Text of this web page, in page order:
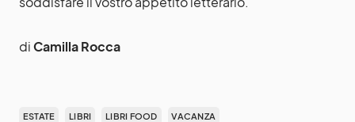
diCamilla Rocca
ESTATE LIBRI LIBRI FOOD VACANZA